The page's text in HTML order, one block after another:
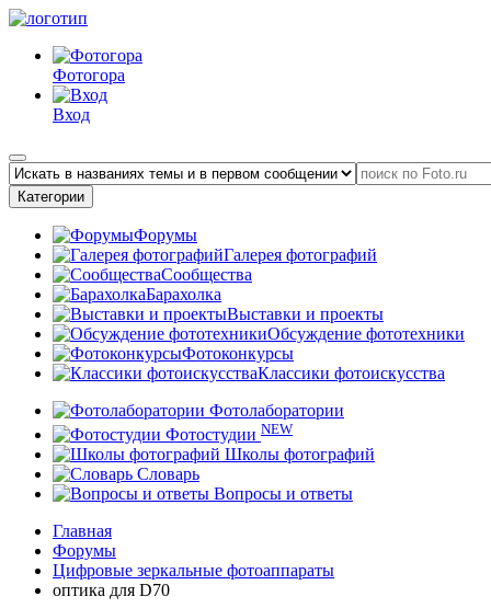
Фотогора
Вход
Категории
Форумы
Галерея фотографий
Сообщества
Барахолка
Выставки и проекты
Обсуждение фототехники
Фотоконкурсы
Классики фотоискусства
Фотолаборатории
Фотостудии NEW
Школы фотографий
Словарь
Вопросы и ответы
Главная
Форумы
Цифровые зеркальные фотоаппараты
оптика для D70